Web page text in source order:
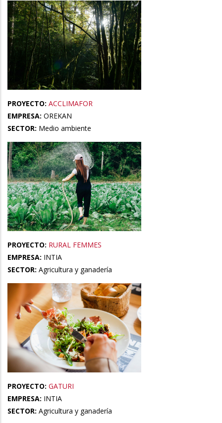
PROYECTO: ACCLIMAFOR
EMPRESA: OREKAN
SECTOR: Medio ambiente
PROYECTO: RURAL FEMMES
EMPRESA: INTIA
SECTOR: Agricultura y ganadería
PROYECTO: GATURI
EMPRESA: INTIA
SECTOR: Agricultura y ganadería